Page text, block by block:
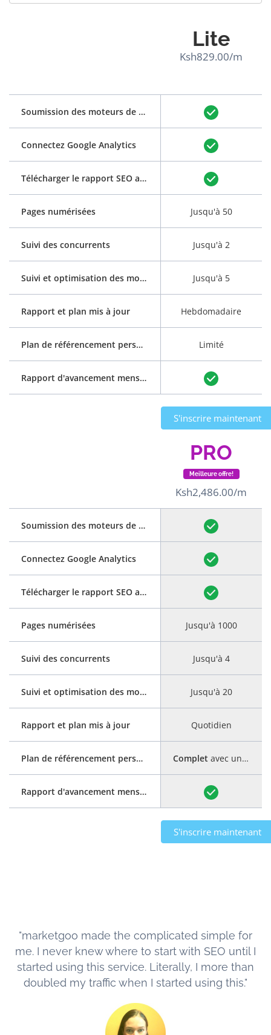
Soumission des moteurs de recherche
Connectez Google Analytics
Télécharger le rapport SEO au format PDF
Pages numérisées
Suivi des concurrents
Suivi et optimisation des mots clés
Rapport et plan mis à jour
Plan de référencement personnalisé
Rapport d'avancement mensuel
Lite
Ksh829.00/m
Jusqu'à 50
Jusqu'à 2
Jusqu'à 5
Hebdomadaire
Limité
S'inscrire maintenant
Soumission des moteurs de recherche
Connectez Google Analytics
Télécharger le rapport SEO au format PDF
Pages numérisées
Suivi des concurrents
Suivi et optimisation des mots clés
Rapport et plan mis à jour
Plan de référencement personnalisé
Rapport d'avancement mensuel
PRO
Meilleure offre!
Ksh2,486.00/m
Jusqu'à 1000
Jusqu'à 4
Jusqu'à 20
Quotidien
Complet avec un guide étape par étape
S'inscrire maintenant
"marketgoo made the complicated simple for
me. I never knew where to start with SEO until I
started using this service. Literally, I more than
doubled my traffic when I started using this."